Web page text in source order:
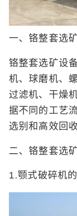
一、铬整套选
铬整套选矿设
机、球磨机、
过滤机、干燥
据不同的工艺
选别和高效回收
二、铬整套选
1.颚式破碎机